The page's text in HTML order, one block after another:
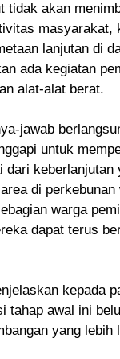
tidak akan
masyarakat,
lanjutan di
ada kegiatan
alat-alat berat.
jawab
untuk
dari
di
warga
dapat terus
kepada
tahap awal ini
yang lebih